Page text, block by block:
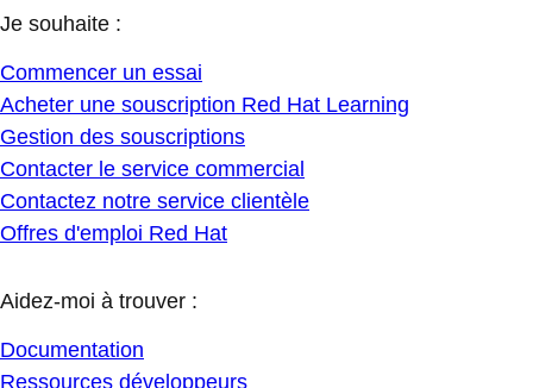
Je souhaite :
Commencer un essai
Acheter une souscription Red Hat Learning
Gestion des souscriptions
Contacter le service commercial
Contactez notre service clientèle
Offres d'emploi Red Hat
Aidez-moi à trouver :
Documentation
Ressources développeurs